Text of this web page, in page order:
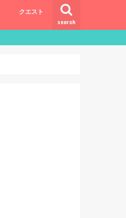
search
クエスト